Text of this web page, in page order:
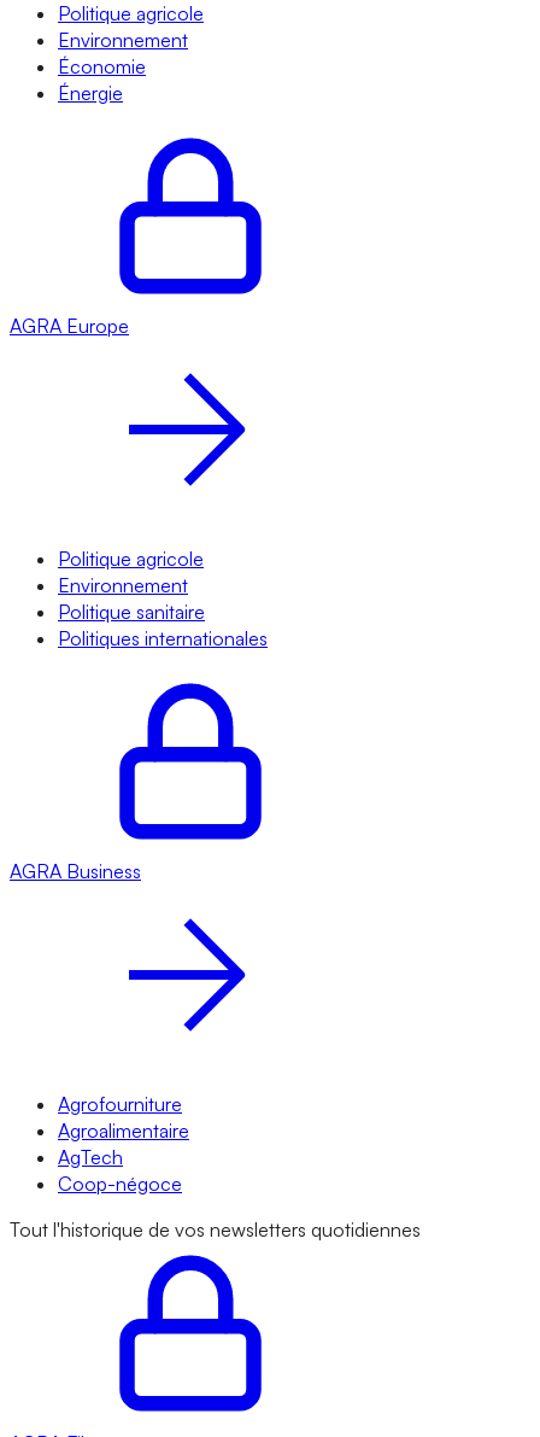
Politique agricole
Environnement
Économie
Énergie
AGRA Europe
Politique agricole
Environnement
Politique sanitaire
Politiques internationales
AGRA Business
Agrofourniture
Agroalimentaire
AgTech
Coop-négoce
Tout l'historique de vos newsletters quotidiennes